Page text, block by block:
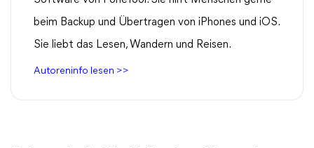
beim Backup und Übertragen von iPhones und iOS.
Sie liebt das Lesen, Wandern und Reisen.
Autoreninfo lesen >>